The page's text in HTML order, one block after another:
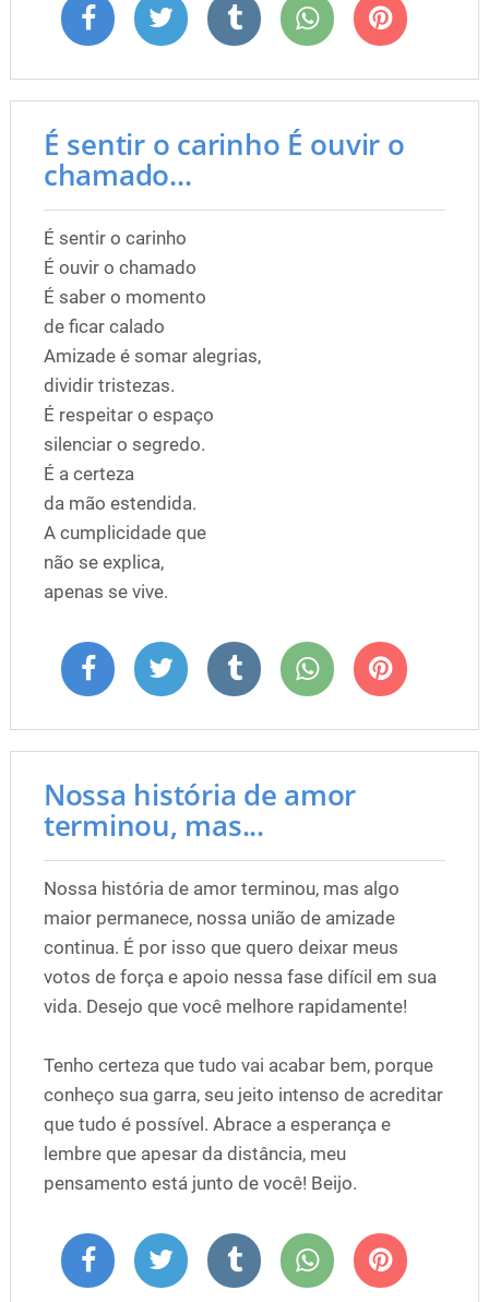
É sentir o carinho É ouvir o
chamado...
É sentir o carinho
É ouvir o chamado
É saber o momento
de ficar calado
Amizade é somar alegrias,
dividir tristezas.
É respeitar o espaço
silenciar o segredo.
É a certeza
da mão estendida.
A cumplicidade que
não se explica,
apenas se vive.
Nossa história de amor
terminou, mas...
Nossa história de amor terminou, mas algo
maior permanece, nossa união de amizade
continua. É por isso que quero deixar meus
votos de força e apoio nessa fase difícil em sua
vida. Desejo que você melhore rapidamente!
Tenho certeza que tudo vai acabar bem, porque
conheço sua garra, seu jeito intenso de acreditar
que tudo é possível. Abrace a esperança e
lembre que apesar da distância, meu
pensamento está junto de você! Beijo.